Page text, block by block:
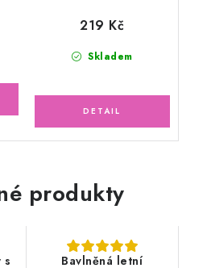
Skladem
219 Kč
produkty
s Bavlněná letní